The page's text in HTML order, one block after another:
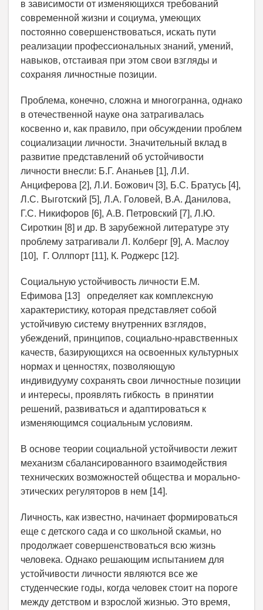
в зависимости от изменяющихся требований
современной жизни и социума, умеющих
постоянно совершенствоваться, искать пути
реализации профессиональных знаний, умений,
навыков, отстаивая при этом свои взгляды и
сохраняя личностные позиции.
Проблема, конечно, сложна и многогранна, однако
в отечественной науке она затрагивалась
косвенно и, как правило, при обсуждении проблем
социализации личности. Значительный вклад в
развитие представлений об устойчивости
личности внесли: Б.Г. Ананьев [1], Л.И.
Анциферова [2], Л.И. Божович [3], Б.С. Братусь [4],
Л.С. Выготский [5], Л.А. Головей, В.А. Данилова,
Г.С. Никифоров [6], А.В. Петровский [7], Л.Ю.
Сироткин [8] и др. В зарубежной литературе эту
проблему затрагивали Л. Колберг [9], А. Маслоу
[10], Г. Оллпорт [11], К. Роджерс [12].
Социальную устойчивость личности Е.М.
Ефимова [13] определяет как комплексную
характеристику, которая представляет собой
устойчивую систему внутренних взглядов,
убеждений, принципов, социально-нравственных
качеств, базирующихся на освоенных культурных
нормах и ценностях, позволяющую
индивидууму сохранять свои личностные позиции
и интересы, проявлять гибкость в принятии
решений, развиваться и адаптироваться к
изменяющимся социальным условиям.
В основе теории социальной устойчивости лежит
механизм сбалансированного взаимодействия
технических возможностей общества и морально-
этических регуляторов в нем [14].
Личность, как известно, начинает формироваться
еще с детского сада и со школьной скамьи, но
продолжает совершенствоваться всю жизнь
человека. Однако решающим испытанием для
устойчивости личности являются все же
студенческие годы, когда человек стоит на пороге
между детством и взрослой жизнью. Это время,